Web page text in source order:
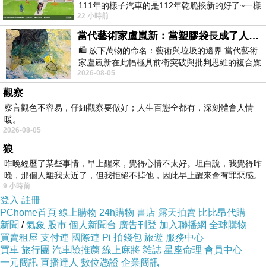
法規合規： 了解當地和行業相關的法律法規，確
保公司在法律框架內運營，降低法律風險。
業務計劃： 局勢分析信息可幫助您制定全面的業
務計劃，這對於吸引投資者和金融機構的支持至
關重要。
總之，局勢分析對於成功制訂
信息，有助於公司更好地明確目標、降低風險、
提高競爭力，並確保合法運營。通過局勢分析，
您可以為公司的未來建立堅實基礎，使其能夠在
競爭激烈的市場中蓬勃發展。
局勢分析：
局勢分析是成功創立新公司的重要一環。以下是
如何進行局勢分析的步驟：
市場調查：開始前，詳細瞭解你所在行業的市
111年的樣子汽車的是112年乾脆換新的好了~一樣
在阿炮電池買的漲了一百多塊吧
22 小時前
當代藝術家盧嵐新：當塑膠袋長成了人的模樣，我們的目光是否學會了放下偏見？
🛍️ 放下萬物的命名：藝術與垃圾的邊界 當代藝術
家盧嵐新在此幅極具前衛突破與批判思維的複合媒
材新作中，直接將被大眾定義為廢棄物
2026-08-05
觀察
察言觀色不容易，仔細觀察要做好；人生百態全都有，深刻體會人情
暖。
2026-08-05
狼
昨晚經歷了某些事情，早上醒來，覺得心情不太好。坦白說，我覺得昨
晚，那個人離我太近了，但我拒絕不掉他，因此早上醒來會有罪惡感。
9 小時前
登入 註冊
PChome首頁 線上購物 24h購物 書店 露天拍賣 比比昂代購
新聞 /氣象 股市 個人新聞台 廣告刊登 加入聯播網 全球購物
買賣租屋 支付連 國際連 Pi 拍錢包 旅遊 服務中心
買車 旅行團 汽車險推薦 線上麻將 雜誌 星座命理 會員中心
一元簡訊 直播達人 數位憑證 企業簡訊